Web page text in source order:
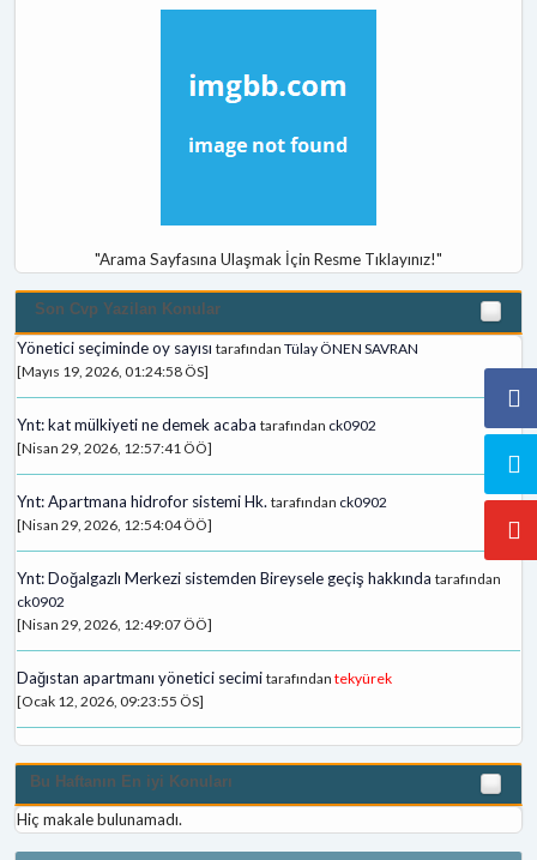
"Arama Sayfasına Ulaşmak İçin Resme Tıklayınız!"
Son Cvp Yazilan Konular
Yönetici seçiminde oy sayısı tarafından Tülay ÖNEN SAVRAN
[Mayıs 19, 2026, 01:24:58 ÖS]
Ynt: kat mülkiyeti ne demek acaba tarafından ck0902
[Nisan 29, 2026, 12:57:41 ÖÖ]
Ynt: Apartmana hidrofor sistemi Hk. tarafından ck0902
[Nisan 29, 2026, 12:54:04 ÖÖ]
Ynt: Doğalgazlı Merkezi sistemden Bireysele geçiş hakkında tarafından
ck0902
[Nisan 29, 2026, 12:49:07 ÖÖ]
Dağıstan apartmanı yönetici secimi tarafından tekyürek
[Ocak 12, 2026, 09:23:55 ÖS]
Bu Haftanın En iyi Konuları
Hiç makale bulunamadı.